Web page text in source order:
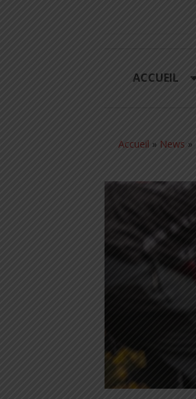
ACCUEIL
Accueil » News »